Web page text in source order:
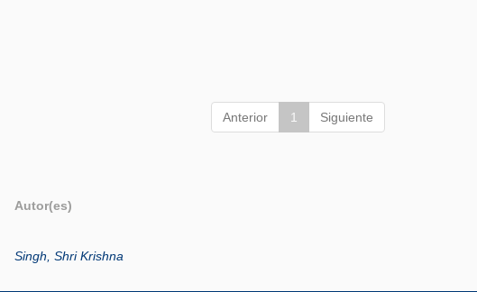
Anterior 1 Siguiente
Autor(es)
Singh, Shri Krishna